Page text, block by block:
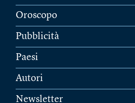
Oroscopo
Pubblicità
Paesi
Autori
Newsletter